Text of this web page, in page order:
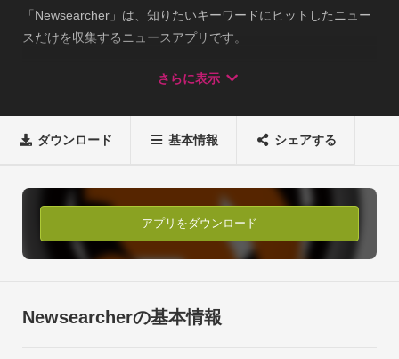
「Newsearcher」は、知りたいキーワードにヒットしたニュー
スだけを収集するニュースアプリです。
情報が簡単に抽出できます。■特徴
キーワードにヒットしたニュースだけを抽出することができま
□抽出対象のＲＳＳフィードはカスタマイズが可能
用意されたＲＳＳフィードは、追加や削除をすることでカス
タマイズが可能です。
□livedoor readerと連携
み込むことができ、抽出対象に設定できます。
□facebook、twitter、mixiと連携
さらに表示
ダウンロード 基本情報 シェアする
アプリをダウンロード
Newsearcherの基本情報